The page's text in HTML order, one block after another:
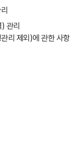
관리
리 제외)에 관한 사항